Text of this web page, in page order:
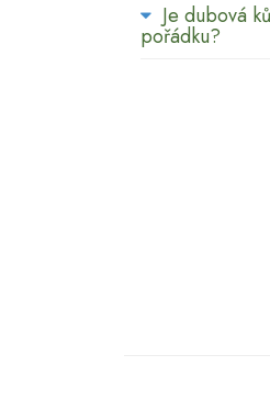
Je dubová
pořádku?